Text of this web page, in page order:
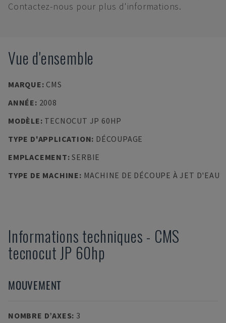
Contactez-nous pour plus d'informations.
Vue d'ensemble
MARQUE: CMS
ANNÉE: 2008
MODÈLE: TECNOCUT JP 60HP
TYPE D'APPLICATION: DÉCOUPAGE
EMPLACEMENT:SERBIE
TYPE DE MACHINE: MACHINE DE DÉCOUPE À JET D'EAU
Informations techniques - CMS
tecnocut JP 60hp
MOUVEMENT
NOMBRE D’AXES: 3